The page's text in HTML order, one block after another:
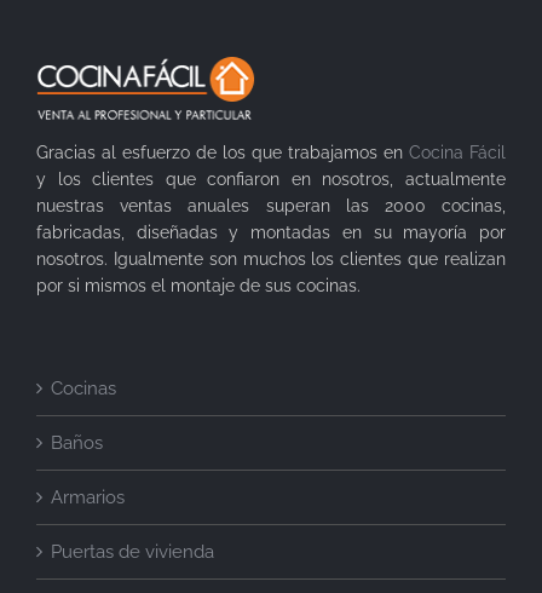
Gracias al esfuerzo de los que trabajamos en Cocina Fácil
y los clientes que confiaron en nosotros, actualmente
nuestras ventas anuales superan las 2000 cocinas,
fabricadas, diseñadas y montadas en su mayoría por
nosotros. Igualmente son muchos los clientes que realizan
por si mismos el montaje de sus cocinas.
Cocinas
Baños
Armarios
Puertas de vivienda